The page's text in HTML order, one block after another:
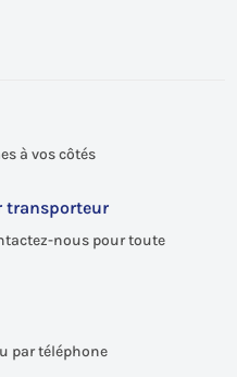
à vos côtés
transporteur
nous pour toute
par téléphone